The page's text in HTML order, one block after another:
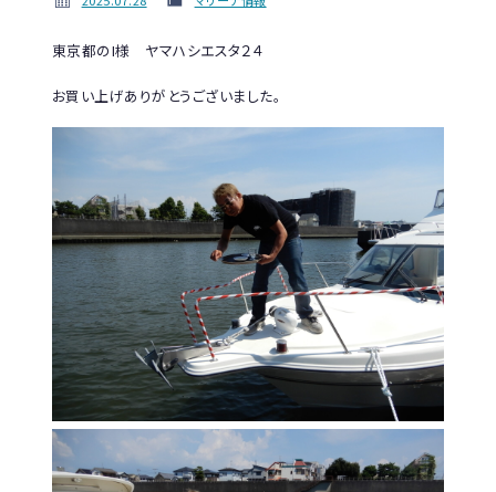
東京都のI様 ヤマハシエスタ２４
お買い上げありがとうございました。